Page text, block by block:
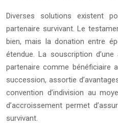
Diverses solutions existent
partenaire survivant. Le
bien, mais la donation entre
étendue. La souscription
partenaire comme bénéficiaire
succession, assortie
convention d’indivision au
d’accroissement permet
survivant.